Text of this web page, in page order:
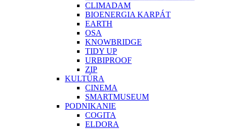
CLIMADAM
BIOENERGIA KARPÁT
EARTH
OSA
KNOWBRIDGE
TIDY UP
URBIPROOF
ZIP
KULTÚRA
CINEMA
SMARTMUSEUM
PODNIKANIE
COGITA
ELDORA